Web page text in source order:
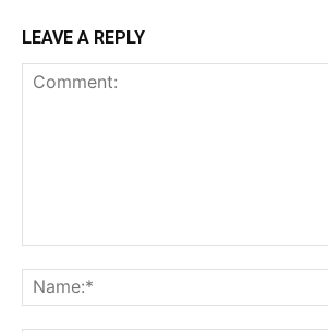
LEAVE A REPLY